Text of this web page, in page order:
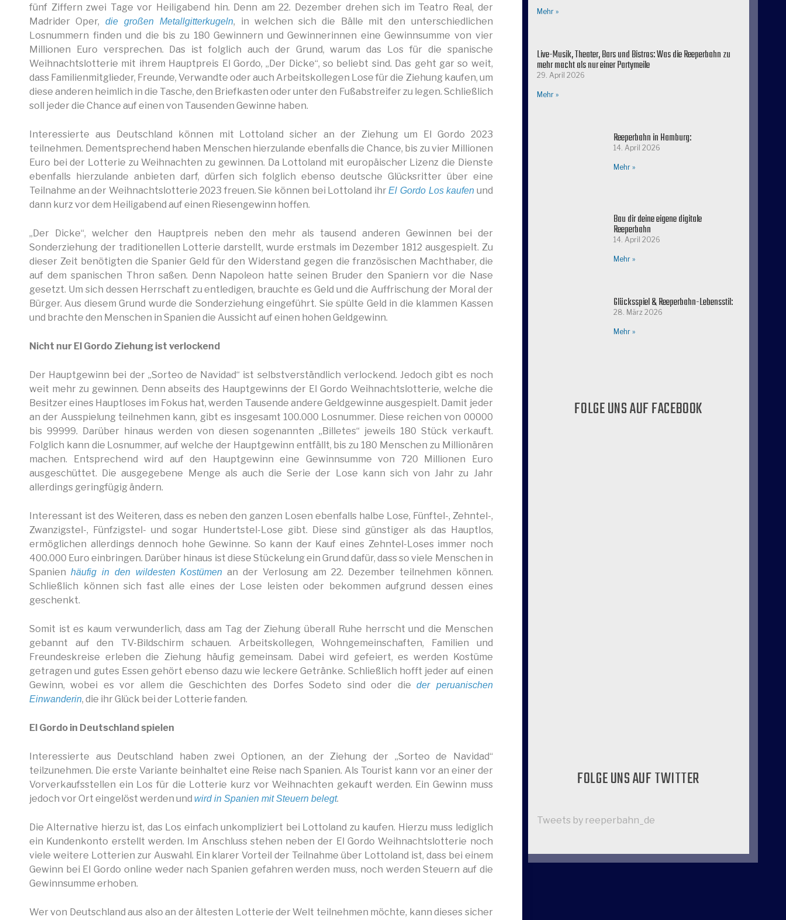
fünf Ziffern zwei Tage vor Heiligabend hin. Denn am 22. Dezember drehen sich im Teatro Real, der
Madrider Oper, die großen Metallgitterkugeln, in welchen sich die Bälle mit den unterschiedlichen
Losnummern finden und die bis zu 180 Gewinnern und Gewinnerinnen eine Gewinnsumme von vier
Millionen Euro versprechen. Das ist folglich auch der Grund, warum das Los für die spanische
Weihnachtslotterie mit ihrem Hauptpreis El Gordo, „Der Dicke“, so beliebt sind. Das geht gar so weit,
dass Familienmitglieder, Freunde, Verwandte oder auch Arbeitskollegen Lose für die Ziehung kaufen, um
diese anderen heimlich in die Tasche, den Briefkasten oder unter den Fußabstreifer zu legen. Schließlich
soll jeder die Chance auf einen von Tausenden Gewinne haben.
Interessierte aus Deutschland können mit Lottoland sicher an der Ziehung um El Gordo 2023
teilnehmen. Dementsprechend haben Menschen hierzulande ebenfalls die Chance, bis zu vier Millionen
Euro bei der Lotterie zu Weihnachten zu gewinnen. Da Lottoland mit europäischer Lizenz die Dienste
ebenfalls hierzulande anbieten darf, dürfen sich folglich ebenso deutsche Glücksritter über eine
Teilnahme an der Weihnachtslotterie 2023 freuen. Sie können bei Lottoland ihrEl Gordo Los kaufen und
dann kurz vor dem Heiligabend auf einen Riesengewinn hoffen.
„Der Dicke“, welcher den Hauptpreis neben den mehr als tausend anderen Gewinnen bei der
Sonderziehung der traditionellen Lotterie darstellt, wurde erstmals im Dezember 1812 ausgespielt. Zu
dieser Zeit benötigten die Spanier Geld für den Widerstand gegen die französischen Machthaber, die
auf dem spanischen Thron saßen. Denn Napoleon hatte seinen Bruder den Spaniern vor die Nase
gesetzt. Um sich dessen Herrschaft zu entledigen, brauchte es Geld und die Auffrischung der Moral der
Bürger. Aus diesem Grund wurde die Sonderziehung eingeführt. Sie spülte Geld in die klammen Kassen
und brachte den Menschen in Spanien die Aussicht auf einen hohen Geldgewinn.
Nicht nur El Gordo Ziehung ist verlockend
Der Hauptgewinn bei der „Sorteo de Navidad“ ist selbstverständlich verlockend. Jedoch gibt es noch
weit mehr zu gewinnen. Denn abseits des Hauptgewinns der El Gordo Weihnachtslotterie, welche die
Besitzer eines Hauptloses im Fokus hat, werden Tausende andere Geldgewinne ausgespielt. Damit jeder
an der Ausspielung teilnehmen kann, gibt es insgesamt 100.000 Losnummer. Diese reichen von 00000
bis 99999. Darüber hinaus werden von diesen sogenannten „Billetes“ jeweils 180 Stück verkauft.
Folglich kann die Losnummer, auf welche der Hauptgewinn entfällt, bis zu 180 Menschen zu Millionären
machen. Entsprechend wird auf den Hauptgewinn eine Gewinnsumme von 720 Millionen Euro
ausgeschüttet. Die ausgegebene Menge als auch die Serie der Lose kann sich von Jahr zu Jahr
allerdings geringfügig ändern.
Interessant ist des Weiteren, dass es neben den ganzen Losen ebenfalls halbe Lose, Fünftel-, Zehntel-,
Zwanzigstel-, Fünfzigstel- und sogar Hundertstel-Lose gibt. Diese sind günstiger als das Hauptlos,
ermöglichen allerdings dennoch hohe Gewinne. So kann der Kauf eines Zehntel-Loses immer noch
400.000 Euro einbringen. Darüber hinaus ist diese Stückelung ein Grund dafür, dass so viele Menschen in
Spanien häufig in den wildesten Kostümen an der Verlosung am 22. Dezember teilnehmen können.
Schließlich können sich fast alle eines der Lose leisten oder bekommen aufgrund dessen eines
geschenkt.
Somit ist es kaum verwunderlich, dass am Tag der Ziehung überall Ruhe herrscht und die Menschen
gebannt auf den TV-Bildschirm schauen. Arbeitskollegen, Wohngemeinschaften, Familien und
Freundeskreise erleben die Ziehung häufig gemeinsam. Dabei wird gefeiert, es werden Kostüme
getragen und gutes Essen gehört ebenso dazu wie leckere Getränke. Schließlich hofft jeder auf einen
Gewinn, wobei es vor allem die Geschichten des Dorfes Sodeto sind oder dieder peruanischen
Einwanderin, die ihr Glück bei der Lotterie fanden.
El Gordo in Deutschland spielen
Interessierte aus Deutschland haben zwei Optionen, an der Ziehung der „Sorteo de Navidad“
teilzunehmen. Die erste Variante beinhaltet eine Reise nach Spanien. Als Tourist kann vor an einer der
Vorverkaufsstellen ein Los für die Lotterie kurz vor Weihnachten gekauft werden. Ein Gewinn muss
jedoch vor Ort eingelöst werden und wird in Spanien mit Steuern belegt.
Die Alternative hierzu ist, das Los einfach unkompliziert bei Lottoland zu kaufen. Hierzu muss lediglich
ein Kundenkonto erstellt werden. Im Anschluss stehen neben der El Gordo Weihnachtslotterie noch
viele weitere Lotterien zur Auswahl. Ein klarer Vorteil der Teilnahme über Lottoland ist, dass bei einem
Gewinn bei El Gordo online weder nach Spanien gefahren werden muss, noch werden Steuern auf die
Gewinnsumme erhoben.
Wer von Deutschland aus also an der ältesten Lotterie der Welt teilnehmen möchte, kann dieses sicher
Mehr »
Live-Musik, Theater, Bars und Bistros: Was die Reeperbahn zu
mehr macht als nur einer Partymeile
29. April 2026
Mehr »
Reeperbahn in Hamburg:
14. April 2026
Mehr »
Bau dir deine eigene digitale
Reeperbahn
14. April 2026
Mehr »
Glücksspiel & Reeperbahn-Lebensstil:
28. März 2026
Mehr »
FOLGE UNS AUF FACEBOOK
FOLGE UNS AUF TWITTER
Tweets by reeperbahn_de